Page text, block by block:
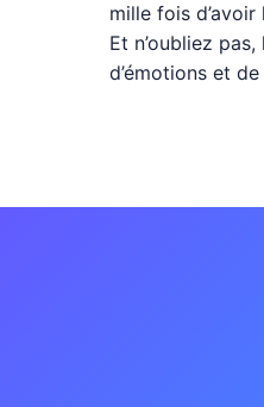
mille fois
Et n’oubliez
d’émotions et